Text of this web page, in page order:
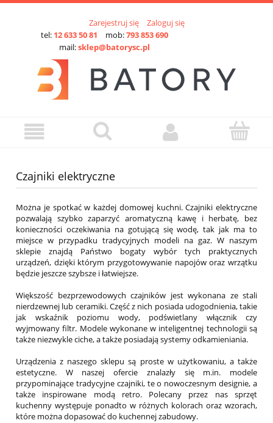
Zarejestruj się
Zaloguj się
tel: 12 633 50 81 mob:793 853 690
mail:sklep@batorysc.pl
Czajniki elektryczne
Można je spotkać w każdej domowej kuchni. Czajniki elektryczne
pozwalają szybko zaparzyć aromatyczną kawę i herbatę, bez
konieczności oczekiwania na gotującą się wodę, tak jak ma to
miejsce w przypadku tradycyjnych modeli na gaz. W naszym
sklepie znajdą Państwo bogaty wybór tych praktycznych
urządzeń, dzięki którym przygotowywanie napojów oraz wrzątku
będzie jeszcze szybsze i łatwiejsze.
Większość bezprzewodowych czajników jest wykonana ze stali
nierdzewnej lub ceramiki. Część z nich posiada udogodnienia, takie
jak wskaźnik poziomu wody, podświetlany włącznik czy
wyjmowany filtr. Modele wykonane w inteligentnej technologii są
także niezwykle ciche, a także posiadają systemy odkamieniania.
Urządzenia z naszego sklepu są proste w użytkowaniu, a także
estetyczne. W naszej ofercie znalazły się m.in. modele
przypominające tradycyjne czajniki, te o nowoczesnym designie, a
także inspirowane modą retro. Polecany przez nas sprzęt
kuchenny występuje ponadto w różnych kolorach oraz wzorach,
które można dopasować do kuchennej zabudowy.